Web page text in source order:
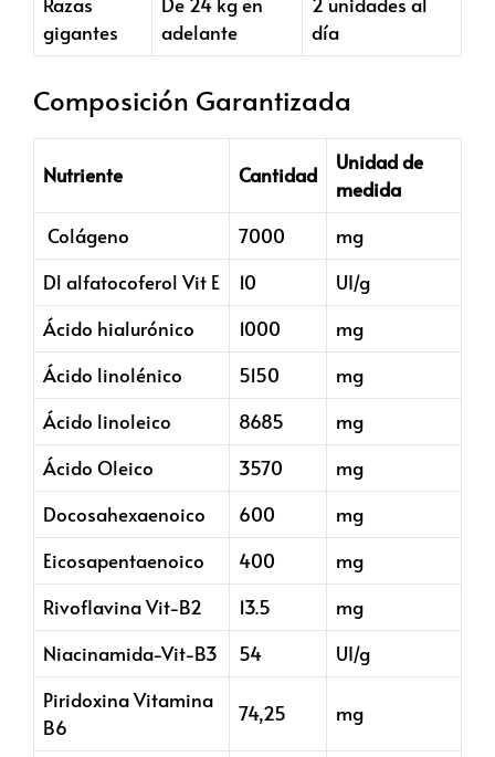
gigantes
adelante
día
Composición Garantizada
Nutriente Cantidad
Unidad de
medida
Colágeno
7000
mg
Dl alfatocoferol Vit E
10
UI/g
Ácido hialurónico
1000
mg
Ácido linolénico
5150
mg
Ácido linoleico
8685
mg
Ácido Oleico
3570
mg
Docosahexaenoico
600
mg
Eicosapentaenoico
400
mg
Rivoflavina Vit-B2
13.5
mg
Niacinamida-Vit-B3
54
UI/g
Piridoxina Vitamina
B6
74,25 mg